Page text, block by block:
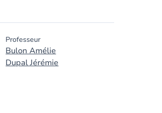
Professeur
Bulon Amélie
Dupal Jérémie